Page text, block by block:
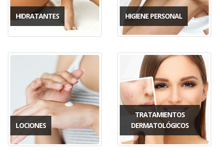
HIDRATANTES HIGIENE PERSONAL
LOCIONES
TRATAMIENTOS
DERMATOLÓGICOS